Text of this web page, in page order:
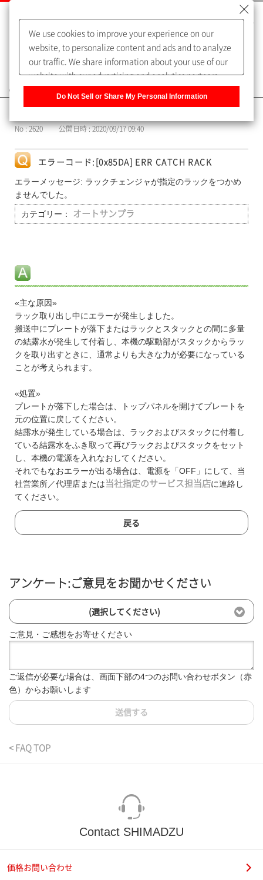
よくあるご質問（FAQ）
No : 2620 公開日時 : 2020/09/17 09:40
エラーコード:[0x85DA] ERR CATCH RACK
エラーメッセージ: ラックチェンジャが指定のラックをつかめ
ませんでした。
カテゴリー： オートサンプラ
«主な原因»
ラック取り出し中にエラーが発生しました。
搬送中にプレートが落下またはラックとスタックとの間に多量
の結露水が発生して付着し、本機の駆動部がスタックからラッ
クを取り出すときに、通常よりも大きな力が必要になっている
ことが考えられます。
«処置»
プレートが落下した場合は、トップパネルを開けてプレートを
元の位置に戻してください。
結露水が発生している場合は、ラックおよびスタックに付着し
ている結露水をふき取って再びラックおよびスタックをセット
し、本機の電源を入れなおしてください。
それでもなおエラーが出る場合は、電源を「OFF」にして、当
社営業所／代理店または 当社指定のサービス担当店に連絡し
てください。
戻る
アンケート:ご意見をお聞かせください
(選択してください)
ご意見・ご感想をお寄せください
ご返信が必要な場合は、画面下部の4つのお問い合わせボタン（赤
色）からお願いします
送信する
< FAQ TOP
Contact SHIMADZU
価格お問い合わせ
We use cookies to improve your experience on our
website, to personalize content and ads and to analyze
our traffic. We share information about your use of our
website with our advertising and analytics partners,
of our sharing information about you with our partners.
Information] to customize your cookie settings on our
Do Not Sell or Share My Personal Information